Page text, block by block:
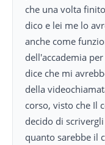
che una volta
dico e lei me lo
anche come
dell'accademia
dice che mi
della
corso, visto che Il
decido di
quanto sarebbe il